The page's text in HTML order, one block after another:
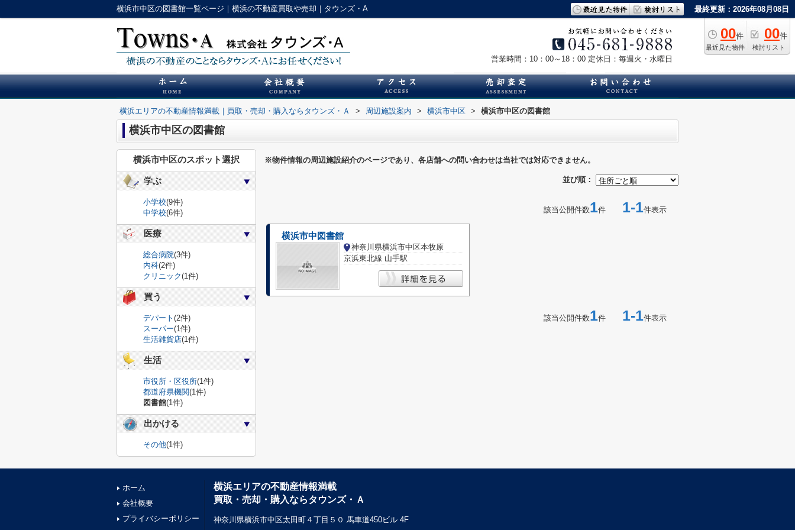
横浜市中区の図書館一覧ページ｜横浜の不動産買取や売却｜タウンズ・A 最終更新：2026年08月08日
00件
最近見た物件
00件
検討リスト
営業時間：10：00～18：00 定休日：毎週火・水曜日
横浜エリアの不動産情報満載｜買取・売却・購入ならタウンズ・Ａ > 周辺施設案内 > 横浜市中区 > 横浜市中区の図書館
横浜市中区の図書館
※物件情報の周辺施設紹介のページであり、各店舗への問い合わせは当社では対応できません。
並び順：
該当公開件数1件 1-1件表示
横浜市中図書館
神奈川県横浜市中区本牧原
京浜東北線 山手駅
該当公開件数1件 1-1件表示
横浜市中区のスポット選択
学ぶ
小学校(9件)
中学校(6件)
医療
総合病院(3件)
内科(2件)
クリニック(1件)
買う
デパート (2件)
スーパー(1件)
生活雑貨店(1件)
生活
市役所・区役所(1件)
都道府県機関(1件)
図書館(1件)
出かける
その他(1件)
ホーム
会社概要
プライバシーポリシー
横浜エリアの不動産情報満載
買取・売却・購入ならタウンズ・Ａ
神奈川県横浜市中区太田町４丁目５０ 馬車道450ビル 4F